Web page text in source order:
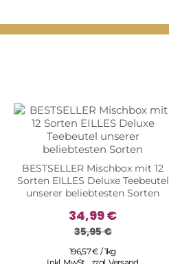
BESTSELLER Mischbox mit 12
Sorten EILLES Deluxe Teebeutel
unserer beliebtesten Sorten
34,99 €
35,95 €
196,57 € / 1kg